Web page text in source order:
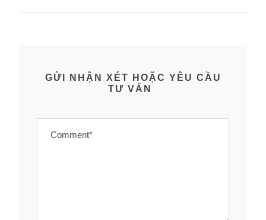
GỬI NHẬN XÉT HOẶC YÊU CẦU
TƯ VẤN